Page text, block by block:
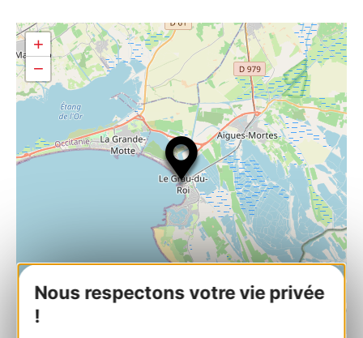
Nous respectons votre vie privée
!
+
−